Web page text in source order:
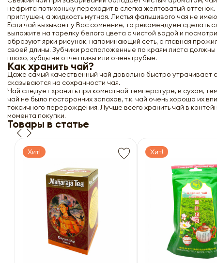
нефрита потихоньку переходит в слегка желтоватый
приглушен, а жидкость мутная. Листья фальшивого чая не
Если чай вызывает у Вас сомнение, то рекомендуем сделать
выложите на тарелку белого цвета с чистой водой и
образуют ярки рисунок, напоминающий сеть, а главная
своей длины. Зубчики расположенные по краям листа
плохо, зубцы не отчетливы или очень грубые.
Как хранить чай?
Даже самый качественный чай довольно быстро
сказываются на сохранности чая.
Чай следует хранить при комнатной температуре, в сухом,
чай не было посторонних запахов, т.к. чай очень хорошо их
токсичного перерождения. Лучше всего хранить чай в
момента покупки.
Товары в статье
Хит! Хит!